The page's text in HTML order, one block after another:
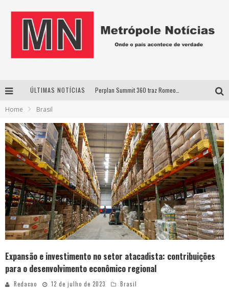
ÚLTIMAS NOTÍCIAS
Uberlândia recebe estreia nacional de espetáculo inspirado em episódio marcante da vida de Friedrich Nietzsche
Agosto Dourado: apoio, informação e acolhimento fortalecem o sucesso da amamentação
Home Brasil
Expansão e investimento no setor atacadista: contribuições
para o desenvolvimento econômico regional
Redacao 12 de julho de 2023 Brasil